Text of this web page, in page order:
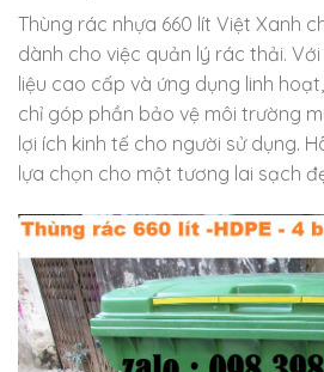
Thùng rác nhựa 660 lít Việt Xanh
dành cho việc quản lý rác thải.
liệu cao cấp và ứng dụng linh
chỉ góp phần bảo vệ môi trường
lợi ích kinh tế cho người sử dụng.
lựa chọn cho một tương lai sạch